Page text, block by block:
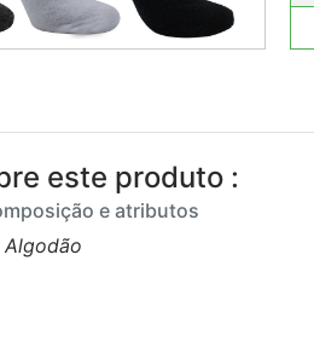
este produto :
e atributos
Algodão